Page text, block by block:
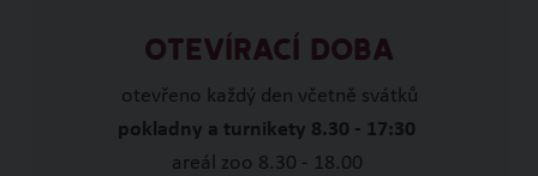
OTEVÍRACÍ DOBA
otevřeno každý den včetně svátků
pokladny a turnikety 8.30 - 17:30
areál zoo 8.30 - 18.00